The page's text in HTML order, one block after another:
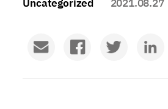
Uncategorized 2021.08.27